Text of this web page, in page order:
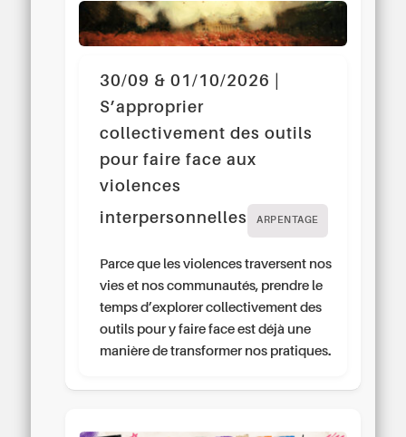
30/09 & 01/10/2026 |
S’approprier
collectivement des outils
pour faire face aux
violences
interpersonnelles
ARPENTAGE
Parce que les violences traversent nos
vies et nos communautés, prendre le
temps d’explorer collectivement des
outils pour y faire face est déjà une
manière de transformer nos pratiques.